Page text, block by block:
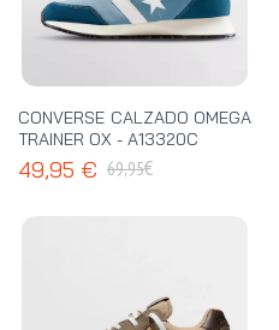
CONVERSE CALZADO OMEGA
TRAINER OX - A13320C
49,95 € 69,95€